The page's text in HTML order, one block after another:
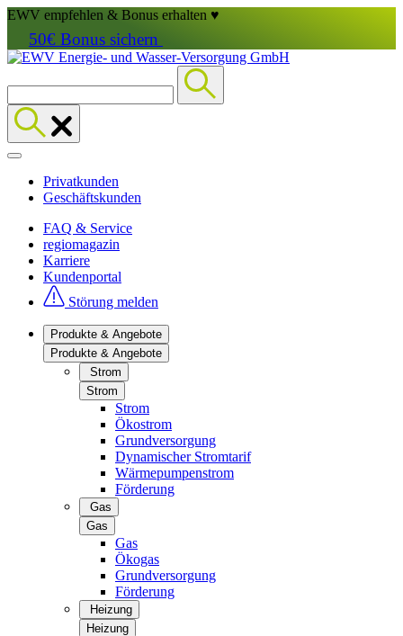
EWV empfehlen & Bonus erhalten ♥
50€ Bonus sichern
Privatkunden
Geschäftskunden
FAQ & Service
regiomagazin
Karriere
Kundenportal
Störung melden
Produkte & Angebote
Produkte & Angebote
Strom
Strom
Strom
Ökostrom
Grundversorgung
Dynamischer Stromtarif
Wärmepumpenstrom
Förderung
Gas
Gas
Gas
Ökogas
Grundversorgung
Förderung
Heizung
Heizung